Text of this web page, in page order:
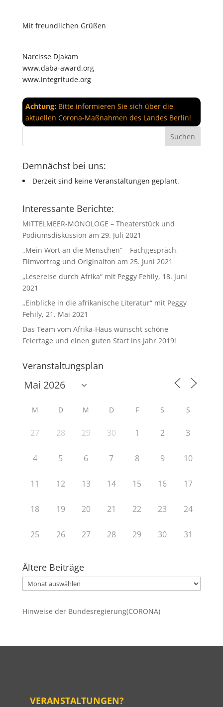
Mit freundlichen Grüßen
Narcisse Djakam
www.daba-award.org
www.integritude.org
Achtung:Bitte informieren Sie sich über die
aktuellen Corona-Maßnahmen des Landes Berlin!
Demnächst bei uns:
Derzeit sind keine Veranstaltungen geplant.
Interessante Berichte:
MITTELMEER-MONOLOGE – Theaterstück und
Podiumsdiskussion am 29. Juli 2021
„Mein Wort an die Menschen“ – Fachgespräch,
Filmvortrag und Originalton am 25. Juni 2021
„Lesereise durch Afrika“ mit Peggy Fehily, 18. Juni
2021
„Einblicke in die afrikanische Literatur“ mit Peggy
Fehily, 21. Mai 2021
Das Team vom Afrika-Haus wünscht schöne
Feiertage und einen guten Start ins Jahr 2019!
Veranstaltungsplan
M D M D F S S
27 28 29 30 1 2 3
4 5 6 7 8 9 10
11 12 13 14 15 16 17
18 19 20 21 22 23 24
25 26 27 28 29 30 31
Ältere Beiträge
Ältere
Beiträge
Hinweise der Bundesregierung(CORONA)
VERANSTALTUNGEN?